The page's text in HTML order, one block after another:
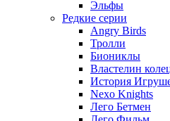
Эльфы
Редкие серии
Angry Birds
Тролли
Биониклы
Властелин
История
Nexo Knights
Лего Бетмен